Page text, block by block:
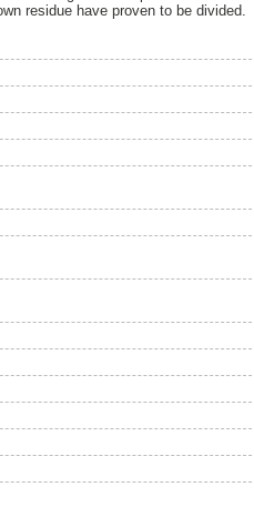
residue have proven to be divided.